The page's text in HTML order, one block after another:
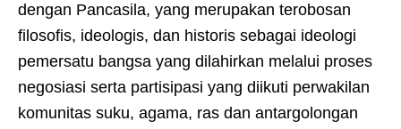
dengan Pancasila, yang merupakan terobosan
filosofis, ideologis, dan historis sebagai ideologi
pemersatu bangsa yang dilahirkan melalui proses
negosiasi serta partisipasi yang diikuti perwakilan
komunitas suku, agama, ras dan antargolongan